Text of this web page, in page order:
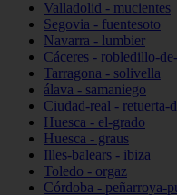
Valladolid - mucientes
Segovia - fuentesoto
Navarra - lumbier
Cáceres - robledillo-
Tarragona - solivella
álava - samaniego
Ciudad-real - retuerta-
Huesca - el-grado
Huesca - graus
Illes-balears - ibiza
Toledo - orgaz
Córdoba - peñarroya-